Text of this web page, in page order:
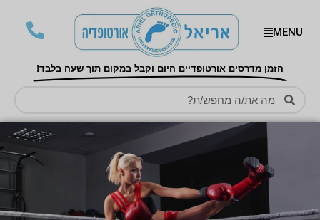
MENU
הזמן מדרסים אורטופדיים היום וקבל במקום תוך שעה בלבד!